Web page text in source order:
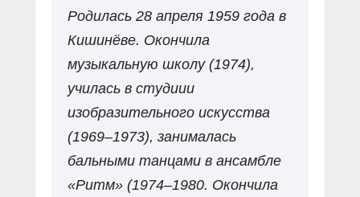
Родилась 28 апреля 1959 года в
Кишинёве. Окончила
музыкальную школу (1974),
училась в студиии
изобразительного искусства
(1969–1973), занималась
бальными танцами в ансамбле
«Ритм» (1974–1980. Окончила